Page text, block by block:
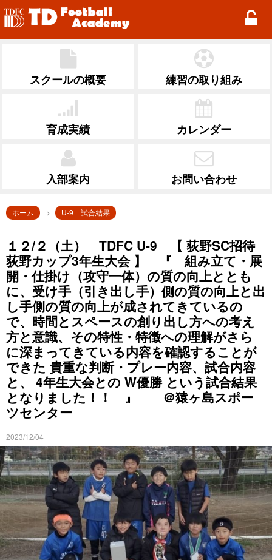
スクールの概要 練習の取り組み
育成実績 カレンダー
入部案内 お問い合わせ
ホーム U-9 試合結果
１２/２（土） TDFC U-9 【 荻野SC招待
荻野カップ3年生大会 】 『 組み立て・展
開・仕掛け（攻守一体）の質の向上ととも
に、受け手（引き出し手）側の質の向上と出
し手側の質の向上が成されてきているの
で、時間とスペースの創り出し方への考え
方と意識、その特性・特徴への理解がさら
に深まってきている内容を確認することが
できた 貴重な判断・プレー内容、試合内容
と、 4年生大会との W優勝 という試合結果
となりました！！ 』 ＠猿ヶ島スポー
ツセンター
2023/12/04